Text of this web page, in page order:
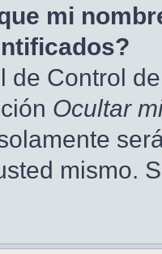
mi
de Control
Ocultar
mismo.